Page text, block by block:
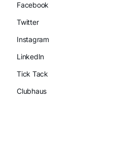
Facebook
Twitter
Instagram
LinkedIn
Tick Tack
Clubhaus